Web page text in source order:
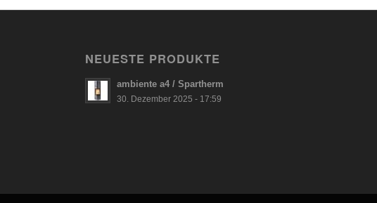
NEUESTE PRODUKTE
ambiente a4 / Spartherm
30. Dezember 2025 - 17:59